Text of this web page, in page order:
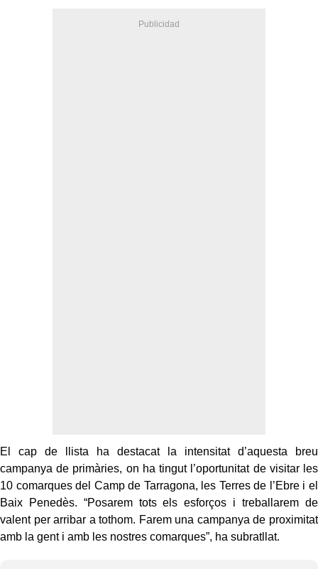
El cap de llista ha destacat la intensitat d’aquesta breu
campanya de primàries, on ha tingut l’oportunitat de visitar les
10 comarques del Camp de Tarragona, les Terres de l’Ebre i el
Baix Penedès. “Posarem tots els esforços i treballarem de
valent per arribar a tothom. Farem una campanya de proximitat
amb la gent i amb les nostres comarques”, ha subratllat.